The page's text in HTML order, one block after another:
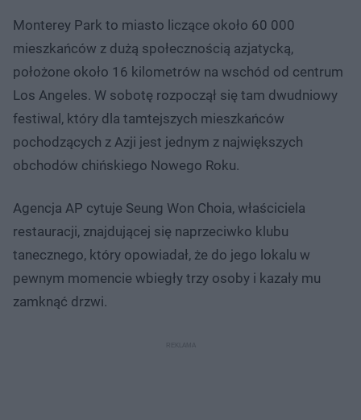
Monterey Park to miasto liczące około 60 000
mieszkańców z dużą społecznością azjatycką,
położone około 16 kilometrów na wschód od centrum
Los Angeles. W sobotę rozpoczął się tam dwudniowy
festiwal, który dla tamtejszych mieszkańców
pochodzących z Azji jest jednym z największych
obchodów chińskiego Nowego Roku.
Agencja AP cytuje Seung Won Choia, właściciela
restauracji, znajdującej się naprzeciwko klubu
tanecznego, który opowiadał, że do jego lokalu w
pewnym momencie wbiegły trzy osoby i kazały mu
zamknąć drzwi.